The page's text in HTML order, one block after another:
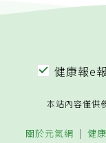
健康報e報
本站內容僅供
關於元氣網 健